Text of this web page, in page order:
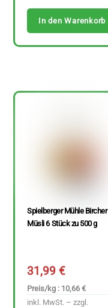
In den Warenkorb
Spielberger Mühle Bircher
Müsli 6 Stück zu 500 g
31,99€
Preis/kg : 10,66 €
inkl. MwSt. – zzgl.